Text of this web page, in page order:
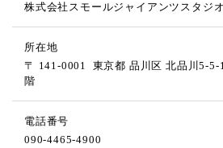
株式会社スモールジャイアンツスタジオ
所在地
〒 141-0001 東京都 品川区 北品川5-
階
電話番号
090-4465-4900